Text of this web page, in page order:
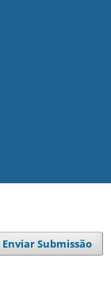
Enviar Submissão